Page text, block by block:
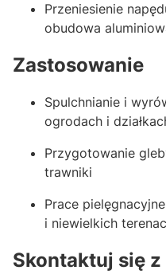
Przeniesienie
obudowa
Zastosowanie
Spulchnianie i
ogrodach i
Przygotowanie
trawniki
Prace
i niewielkich
Skontaktuj się z